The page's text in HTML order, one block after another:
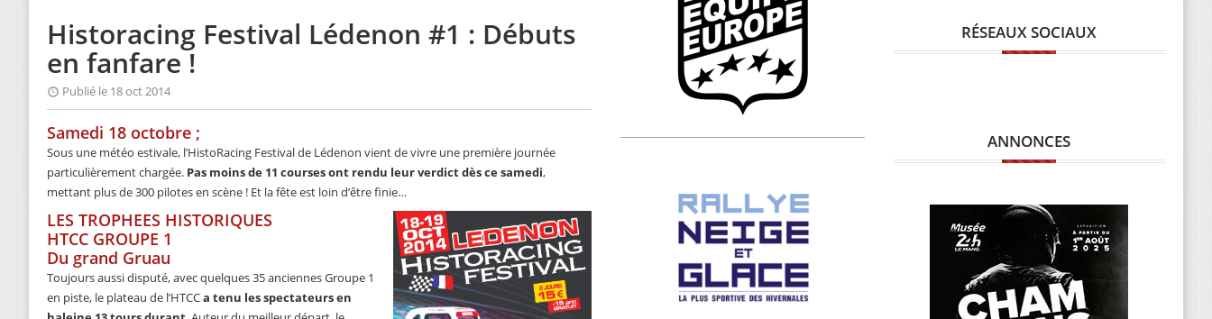
Historacing Festival Lédenon #1 : Débuts
en fanfare !
Publié le 18 oct 2014
Samedi 18 octobre ;
Sous une météo estivale, l’HistoRacing Festival de Lédenon vient de vivre une première journée
particulièrement chargée. Pas moins de 11 courses ont rendu leur verdict dès ce samedi,
mettant plus de 300 pilotes en scène ! Et la fête est loin d’être finie…
LES TROPHEES HISTORIQUES
HTCC GROUPE 1
Du grand Gruau
Toujours aussi disputé, avec quelques 35 anciennes Groupe 1
en piste, le plateau de l’HTCCa tenu les spectateurs en
RÉSEAUX SOCIAUX
ANNONCES